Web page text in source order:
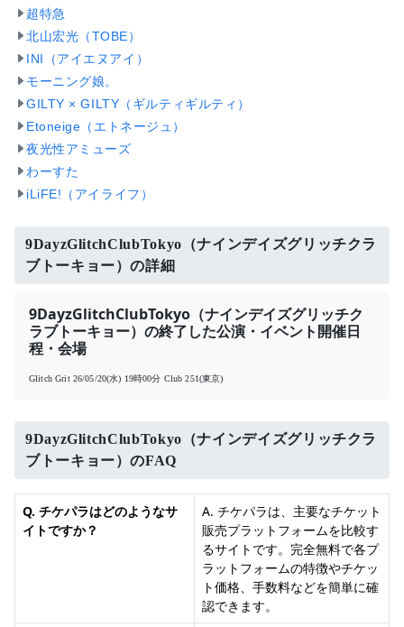
超特急
北山宏光（TOBE）
INI（アイエヌアイ）
モーニング娘。
GILTY × GILTY（ギルティギルティ）
Etoneige（エトネージュ）
夜光性アミューズ
わーすた
iLiFE!（アイライフ）
9DayzGlitchClubTokyo（ナインデイズグリッチクラ
ブトーキョー）の詳細
9DayzGlitchClubTokyo（ナインデイズグリッチク
ラブトーキョー）の終了した公演・イベント開催日
程・会場
Glitch Grit 26/05/20(水) 19時00分 Club 251(東京)
9DayzGlitchClubTokyo（ナインデイズグリッチクラ
ブトーキョー）のFAQ
Q. チケパラはどのようなサ
イトですか？
A. チケパラは、主要なチケット
販売プラットフォームを比較す
るサイトです。完全無料で各プ
ラットフォームの特徴やチケッ
ト価格、手数料などを簡単に確
認できます。